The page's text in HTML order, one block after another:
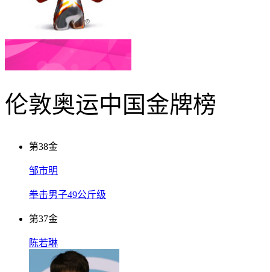
伦敦奥运中国金牌榜
第38金
邹市明
拳击男子49公斤级
第37金
陈若琳